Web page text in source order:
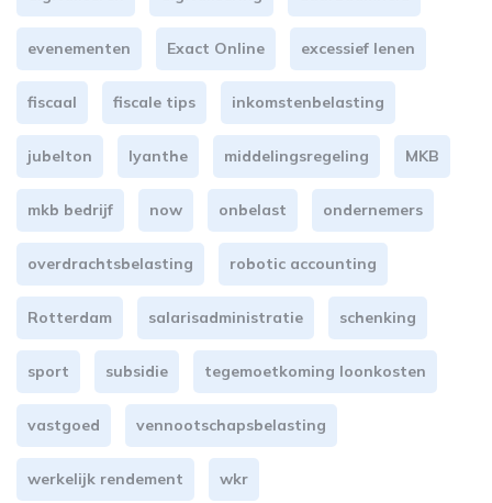
evenementen Exact Online excessief lenen
fiscaal fiscale tips inkomstenbelasting
jubelton lyanthe middelingsregeling MKB
mkb bedrijf now onbelast ondernemers
overdrachtsbelasting robotic accounting
Rotterdam salarisadministratie schenking
sport subsidie tegemoetkoming loonkosten
vastgoed vennootschapsbelasting
werkelijk rendement wkr